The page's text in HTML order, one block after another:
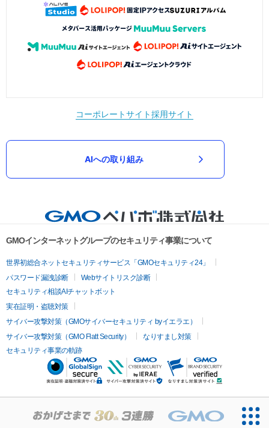
コーポレートサイト採用サイト
AIへの取り組み
GMOインターネットグループのセキュリティ事業について
世界初総合ネットセキュリティサービス「GMOセキュリティ24」
パスワード漏洩診断
Webサイトリスク診断
セキュリティ相談AIチャットボット
実在証明・盗聴対策
サイバー攻撃対策（GMOサイバーセキュリティ byイエラエ）
サイバー攻撃対策（GMO Flatt Security）
なりすまし対策
セキュリティ事業の軌跡